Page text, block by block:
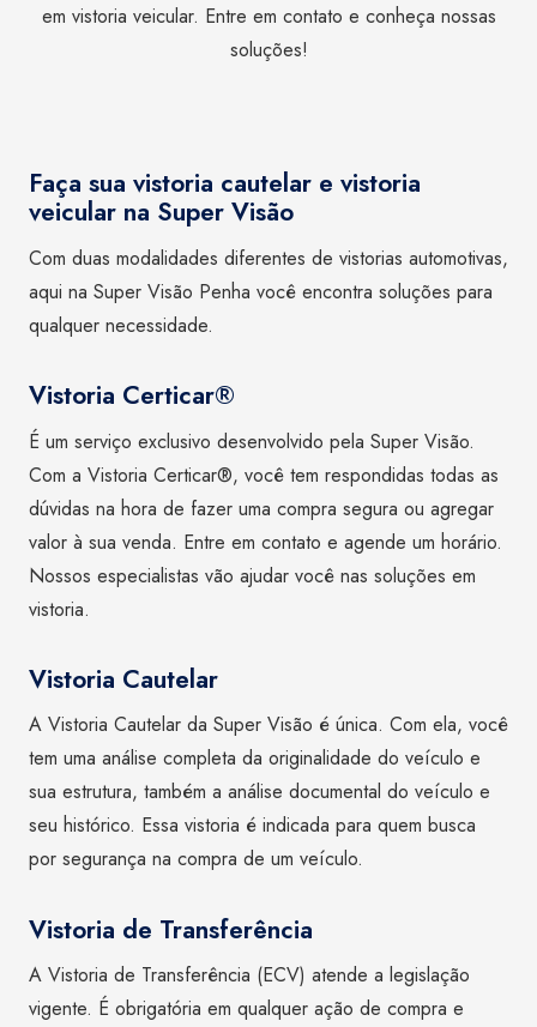
em vistoria veicular. Entre em contato e conheça nossas
soluções!
Faça sua vistoria cautelar e vistoria
veicular na Super Visão
Com duas modalidades diferentes de vistorias automotivas,
aqui na Super Visão Penha você encontra soluções para
qualquer necessidade.
Vistoria Certicar®
É um serviço exclusivo desenvolvido pela Super Visão.
Com a Vistoria Certicar®, você tem respondidas todas as
dúvidas na hora de fazer uma compra segura ou agregar
valor à sua venda. Entre em contato e agende um horário.
Nossos especialistas vão ajudar você nas soluções em
vistoria.
Vistoria Cautelar
A Vistoria Cautelar da Super Visão é única. Com ela, você
tem uma análise completa da originalidade do veículo e
sua estrutura, também a análise documental do veículo e
seu histórico. Essa vistoria é indicada para quem busca
por segurança na compra de um veículo.
Vistoria de Transferência
A Vistoria de Transferência (ECV) atende a legislação
vigente. É obrigatória em qualquer ação de compra e